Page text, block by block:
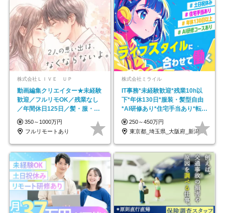
株式会社ＬＩＶＥ ＵＰ
動画編集クリエイター★未経験
歓迎／フルリモOK／残業なし
／年間休日125日／髪・服・ネ
イル自由／研修充実で安心
350～1000万円
フルリモートあり
株式会社ミライル
IT事務*未経験歓迎*残業10h以
下*年休130日*服装・髪型自由
*AI研修あり*住宅手当あり*転勤
なし
250～450万円
東京都_埼玉県_大阪府_新潟県_福岡県